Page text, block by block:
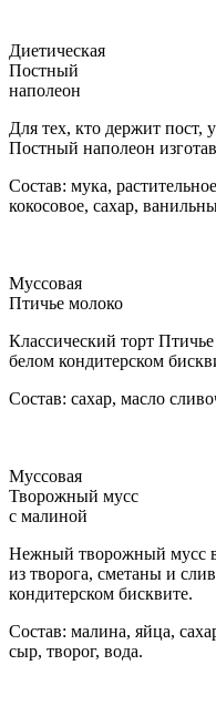
Диетическая
Постный
наполеон
Для тех, кто держит пост,
Постный наполеон
Состав: мука,
кокосовое, сахар,
Муссовая
Птичье молоко
Классический торт
белом кондитерском
Состав: сахар, масло
Муссовая
Творожный мусс
с малиной
Нежный творожный мусс
из творога, сметаны и
кондитерском бисквите.
Состав: малина, яйца,
сыр, творог, вода.